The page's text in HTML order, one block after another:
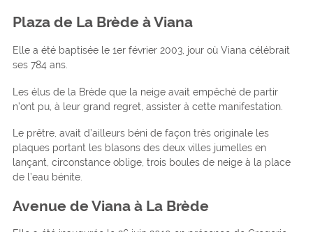
Plaza de La Brède à Viana
Elle a été baptisée le 1er février 2003, jour où Viana célébrait
ses 784 ans.
Les élus de la Brède que la neige avait empêché de partir
n’ont pu, à leur grand regret, assister à cette manifestation.
Le prêtre, avait d’ailleurs béni de façon très originale les
plaques portant les blasons des deux villes jumelles en
lançant, circonstance oblige, trois boules de neige à la place
de l’eau bénite.
Avenue de Viana à La Brède